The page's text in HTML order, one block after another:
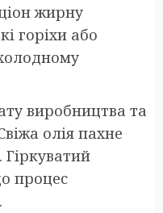
жирну
горіхи або
виробництва та
олія пахне
Гіркуватий
процес